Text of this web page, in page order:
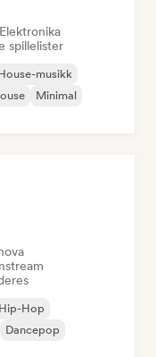
Elektronika
spillelister
musikk
Minimal
Hop
Dancepop